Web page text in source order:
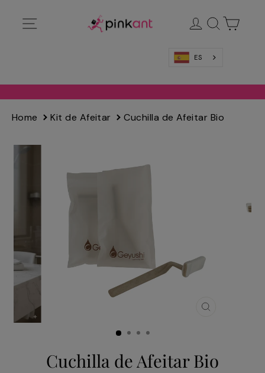
directamente
Ingresar
Buscar
ES
Home Kit de Afeitar Cuchilla de Afeitar Bio
Cuchilla de Afeitar Bio